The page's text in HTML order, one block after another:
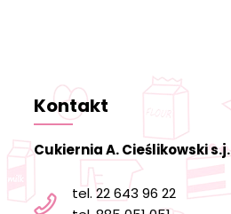
Kontakt
Cukiernia A. Cieślikowski s.j.
tel. 22 643 96 22